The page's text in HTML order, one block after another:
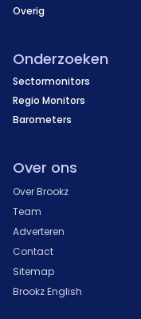
Overig
Onderzoeken
Sectormonitors
Regio Monitors
Barometers
Over ons
Over Brookz
Team
Adverteren
Contact
Sitemap
Brookz English